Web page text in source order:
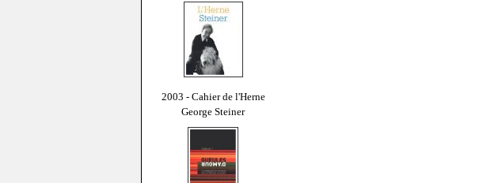
2003 - Cahier de l'Herne
George Steiner